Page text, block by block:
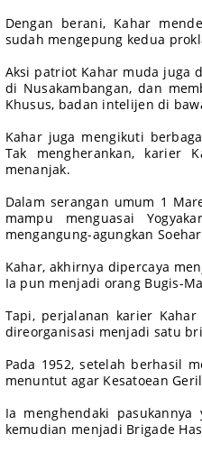
Dengan berani, Kahar
sudah mengepung kedua
Aksi patriot Kahar muda juga
di Nusakambangan, dan
Khusus, badan intelijen di
Kahar juga mengikuti
Tak mengherankan, karier
menanjak.
Dalam serangan umum 1
mampu menguasai
mengangung-agungkan
Kahar, akhirnya dipercaya
Ia pun menjadi orang Bugis-
Tapi, perjalanan karier
direorganisasi menjadi satu
Pada 1952, setelah berhasil
menuntut agar Kesatoean
Ia menghendaki
kemudian menjadi Brigade